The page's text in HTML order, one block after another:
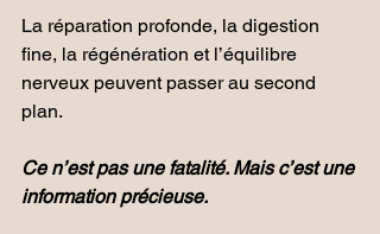
La réparation profonde, la digestion
fine, la régénération et l’équilibre
nerveux peuvent passer au second
plan.
Ce n’est pas une fatalité. Mais c’est une
information précieuse.